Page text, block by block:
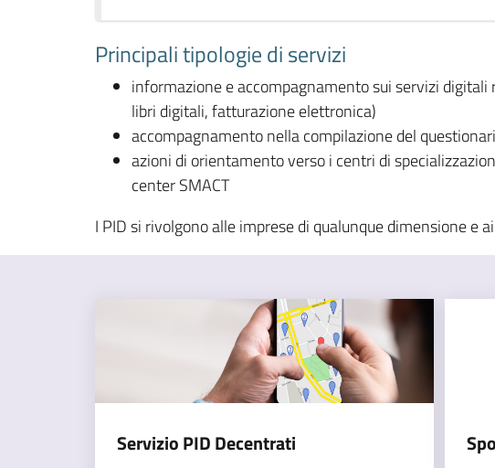
Principali tipologie di servizi
informazione e accompagnamento sui servizi
libri digitali, fatturazione elettronica)
accompagnamento nella compilazione del
azioni di orientamento verso i centri di
center SMACT
I PID si rivolgono alle imprese di qualunque dimensione e
Servizio PID Decentrati